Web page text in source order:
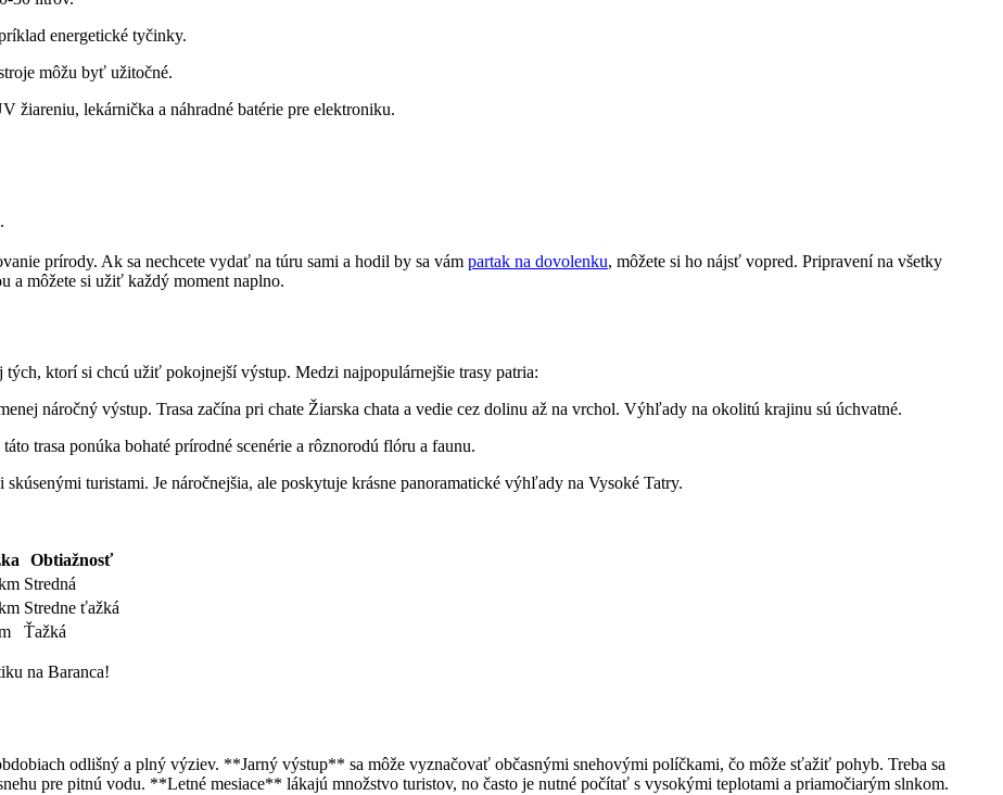
energetické tyčinky.
môžu byť užitočné.
žiareniu, lekárnička a náhradné batérie pre elektroniku.
prírody. Ak sa nechcete vydať na túru sami a hodil by sa vám partak na dovolenku, môžete si ho nájsť vopred. Pripravení na všetky
a môžete si užiť každý moment naplno.
ktorí si chcú užiť pokojnejší ⁣výstup. Medzi najpopulárnejšie trasy patria:
náročný výstup. Trasa začína pri chate Žiarska chata a vedie cez dolinu až​ na vrchol. Výhľady na okolitú krajinu sú úchvatné.
trasa ponúka bohaté prírodné ‍scenérie a rôznorodú flóru a faunu.
turistami. Je náročnejšia, ale poskytuje⁣ krásne panoramatické výhľady ‌na Vysoké Tatry.
Obtiažnosť
Stredná
Stredne⁤ ťažká
Ťažká
na ‌Baranca!
odlišný a plný výziev. **Jarný výstup** sa môže vyznačovať občasnými snehovými políčkami, čo môže sťažiť pohyb. Treba sa
pre pitnú vodu.‌ **Letné mesiace** lákajú množstvo turistov, no často je⁢ nutné počítať s vysokými teplotami a priamočiarým ​slnkom.